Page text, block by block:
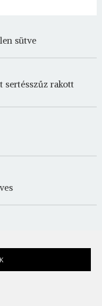
sütve
sertésszűz rakott